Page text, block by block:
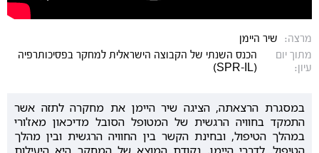
מרצה:
שיר היימן
מתוך יום
עיון:
הכנס השנתי של הקבוצה הישראלית למחקר בפסיכותרפיה
(SPR-IL)
במסגרת הרצאתה, הציגה שיר היימן את מחקרה לתזה אשר
התמקד בחוויה הרגשית של המטופל הסובל מדיכאון מאז'ורי
במהלך הטיפול, ובחינת הקשר בין החוויה הרגשית ובין מהלך